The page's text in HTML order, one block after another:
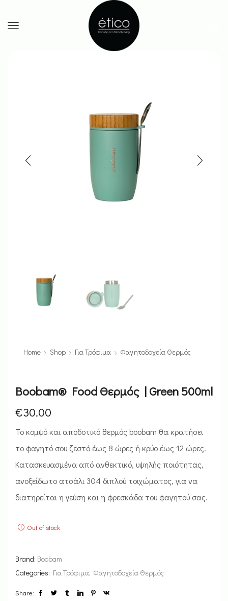
Home Shop Για Τρόφιμα Φαγητοδοχεία Θερμός
Boobam® Food Θερμός | Green 500ml
€30.00
Το κομψό και αποδοτικό θερμός boobam θα κρατήσει
το φαγητό σου ζεστό έως 8 ώρες ή κρύο έως 12 ώρες.
Κατασκευασμένα από ανθεκτικό, υψηλής ποιότητας,
ανοξείδωτο ατσάλι 304 διπλού τοιχώματος, για να
διατηρείται η γεύση και η φρεσκάδα του φαγητού σας.
Out of stock
Brand: Boobam
Categories: Για Τρόφιμα, Φαγητοδοχεία Θερμός
Share: